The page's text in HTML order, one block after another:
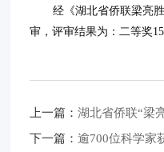
经《湖北省侨联梁亮
审，评审结果为：二等奖
上一篇：湖北省侨联“梁亮胜侨界
下一篇：逾700位科学家获